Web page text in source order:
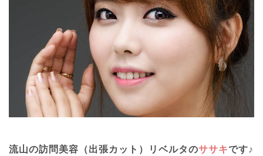
流山の訪問美容（出張カット）リベルタのササキです♪